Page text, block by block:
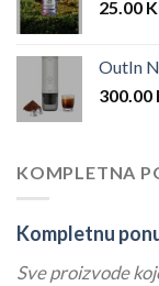
25.00
OutIn
300.00
KOMPLETNA
Kompletnu
Sve proizvode